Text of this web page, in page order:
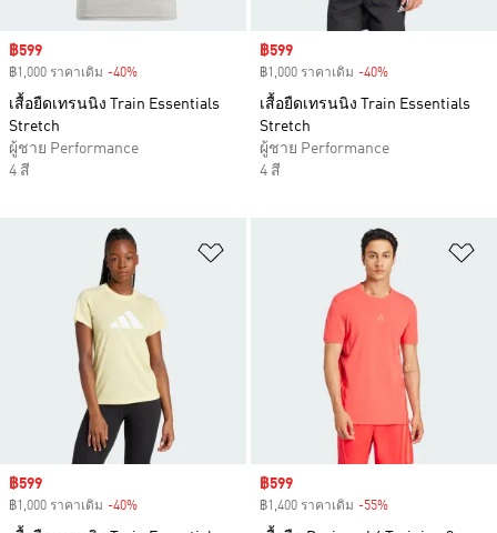
Sale price
฿599
฿1,000 ราคาเดิม -40%
เสื้อยืดเทรนนิง Train Essentials
Stretch
ผู้ชาย Performance
4 สี
Sale price
฿599
฿1,000 ราคาเดิม -40%
เสื้อยืดเทรนนิง Train Essentials
Stretch
ผู้ชาย Performance
4 สี
เพิ่มไปยังรายการสินค้าโปรด
Sale price
฿599
฿1,000 ราคาเดิม -40%
Sale price
฿599
฿1,400 ราคาเดิม -55%